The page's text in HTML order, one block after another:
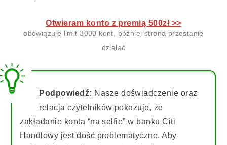
Otwieram konto z premią 500zł >>
obowiązuje limit 3000 kont, później strona przestanie
działać
Podpowiedź: Nasze doświadczenie oraz
relacja czytelników pokazuje, że
zakładanie konta “na selfie” w banku Citi
Handlowy jest dość problematyczne. Aby